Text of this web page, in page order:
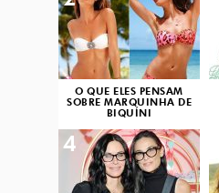
O QUE ELES PENSAM
SOBRE MARQUINHA DE
BIQUÍNI
4